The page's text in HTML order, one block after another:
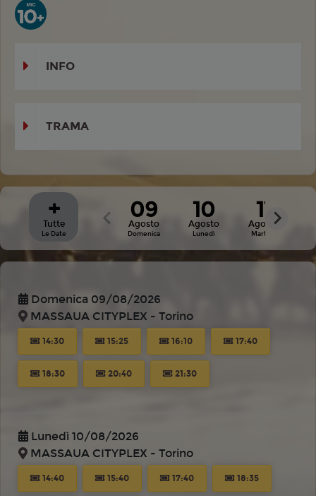
+
Tutte
Le Date
09
Agosto
Domenica
10
Agosto
Lunedì
11
Agosto
Martedì
INFO
TRAMA
Domenica 09/08/2026
MASSAUA CITYPLEX - Torino
14:30 15:25 16:10 17:40
18:30 20:40 21:30
Lunedì 10/08/2026
MASSAUA CITYPLEX - Torino
14:40 15:40 17:40 18:35